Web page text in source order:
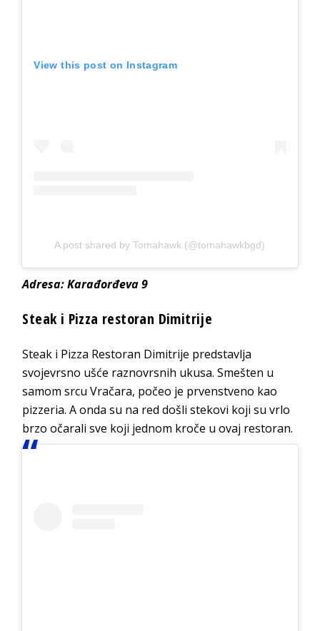
View this post on Instagram
A post shared by Tomahawk (@tomahawkbgd)
Adresa: Karađorđeva 9
Steak i Pizza restoran Dimitrije
Steak i Pizza Restoran Dimitrije predstavlja
svojevrsno ušće raznovrsnih ukusa. Smešten u
samom srcu Vračara, počeo je prvenstveno kao
pizzeria. A onda su na red došli stekovi koji su vrlo
brzo očarali sve koji jednom kroče u ovaj restoran.